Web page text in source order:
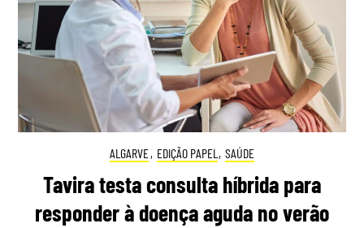
ALGARVE, EDIÇÃO PAPEL , SAÚDE
Tavira testa consulta híbrida para
responder à doença aguda no verão